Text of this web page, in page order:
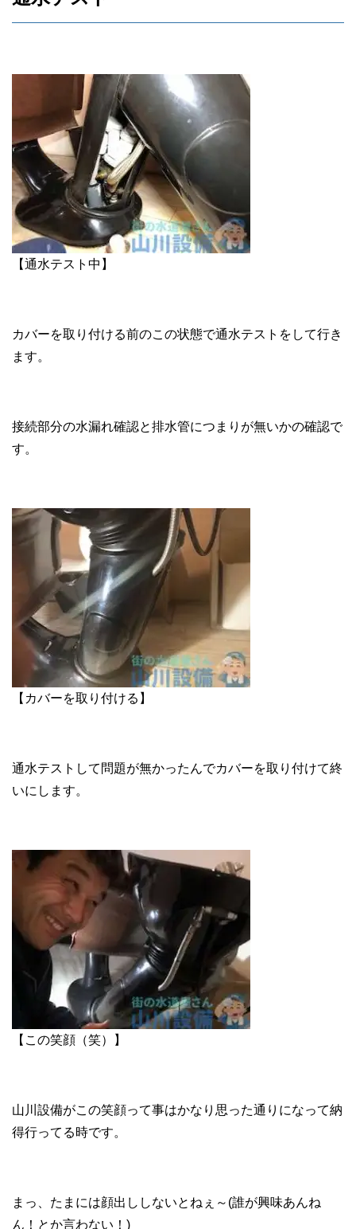
【通水テスト中】
カバーを取り付ける前のこの状態で通水テストをして行き
ます。
接続部分の水漏れ確認と排水管につまりが無いかの確認で
す。
【カバーを取り付ける】
通水テストして問題が無かったんでカバーを取り付けて終
いにします。
【この笑顔（笑）】
山川設備がこの笑顔って事はかなり思った通りになって納
得行ってる時です。
まっ、たまには顔出ししないとねぇ～(誰が興味あんね
ん！とか言わない！)